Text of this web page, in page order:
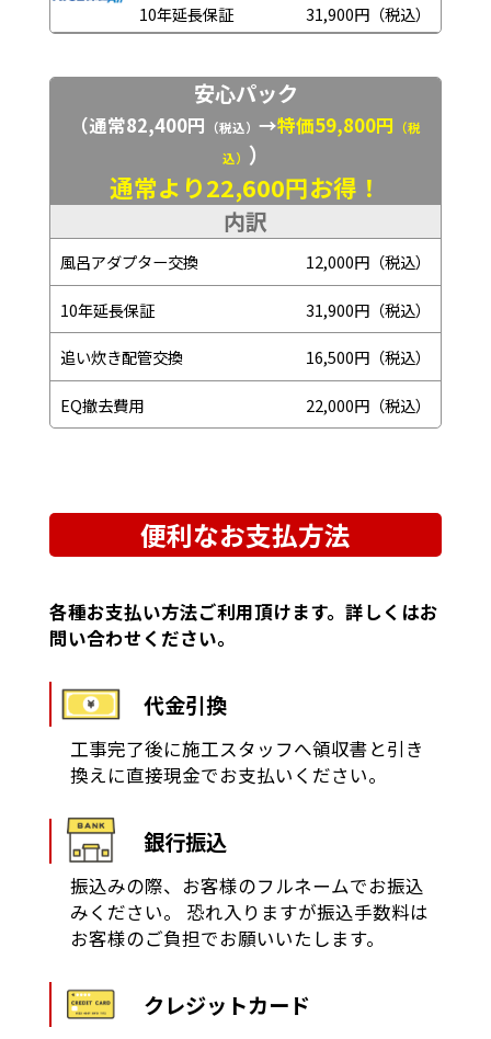
10年延長保証
31,900円（税込）
安心パック
（通常82,400円 （税込） →特価59,800円
（税
込） ）
通常より22,600円お得！
内訳
風呂アダプター交換 12,000円（税込）
10年延長保証 31,900円（税込）
追い炊き配管交換 16,500円（税込）
EQ撤去費用 22,000円（税込）
便利なお支払方法
各種お支払い方法ご利用頂けます。詳しくはお
問い合わせください。
代金引換
工事完了後に施工スタッフへ領収書と引き
換えに直接現金でお支払いください。
銀行振込
振込みの際、お客様のフルネームでお振込
みください。
恐れ入りますが振込手数料は
お客様のご負担でお願いいたします。
クレジットカード